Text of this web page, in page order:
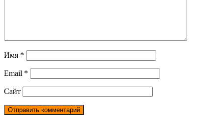
Имя *
Email *
Сайт